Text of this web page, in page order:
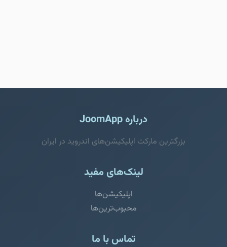
درباره JoomApp
بزرگترین مارکت اپلیکیشن‌های اندروید در ایران
لینک‌های مفید
اپلیکیشن‌ها
محبوب‌ترین‌ها
تماس با ما